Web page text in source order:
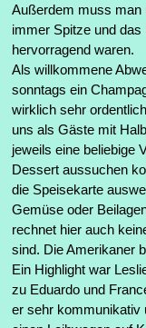
Außerdem muss man
immer Spitze und
hervorragend waren.
Als willkommene
sonntags ein
wirklich sehr
uns als Gäste mit
jeweils eine beliebige
Dessert aussuchen
die Speisekarte
Gemüse oder
rechnet hier auch
sind. Die Amerikaner
Ein Highlight war
zu Eduardo und
er sehr kommunikativ